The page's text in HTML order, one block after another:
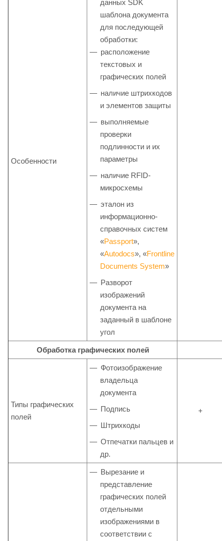
Особенности
данных SDK
шаблона документа
для последующей
обработки:
расположение
текстовых и
графических полей
наличие штрихкодов
и элементов защиты
выполняемые
проверки
подлинности и их
параметры
наличие RFID-
микросхемы
эталон из
информационно-
справочных систем
«Passport»,
«Autodocs», «Frontline
Documents System»
Разворот
изображений
документа на
заданный в шаблоне
угол
Обработка графических полей
Типы графических
полей
Фотоизображение
владельца
документа
Подпись
Штрихкоды
Отпечатки пальцев и
др.
+
Вырезание и
представление
графических полей
отдельными
изображениями в
соответствии с